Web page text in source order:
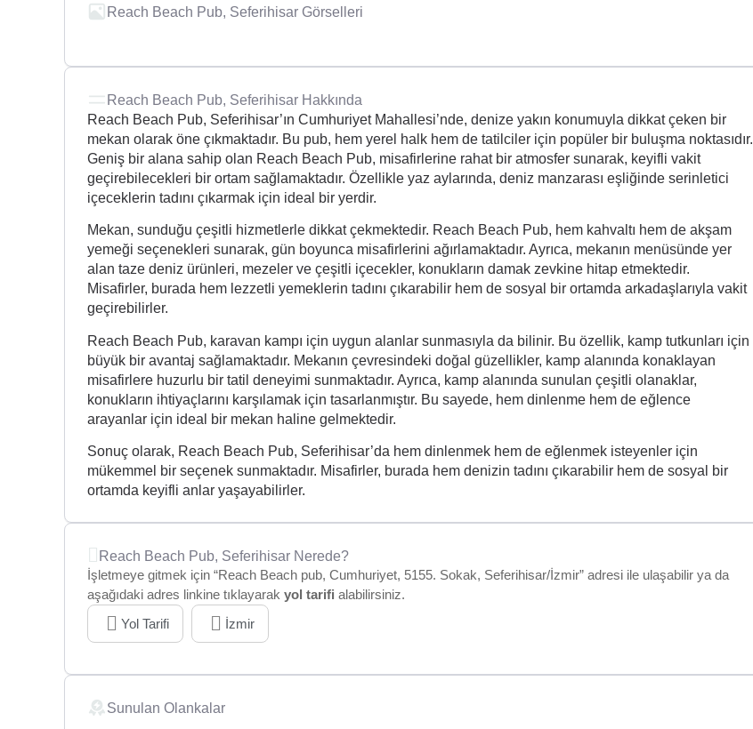
Reach Beach Pub, Seferihisar Görselleri
Reach Beach Pub, Seferihisar Hakkında
Reach Beach Pub, Seferihisar’ın Cumhuriyet Mahallesi’nde, denize yakın konumuyla dikkat çeken bir
mekan olarak öne çıkmaktadır. Bu pub, hem yerel halk hem de tatilciler için popüler bir buluşma noktasıdır.
Geniş bir alana sahip olan Reach Beach Pub, misafirlerine rahat bir atmosfer sunarak, keyifli vakit
geçirebilecekleri bir ortam sağlamaktadır. Özellikle yaz aylarında, deniz manzarası eşliğinde serinletici
içeceklerin tadını çıkarmak için ideal bir yerdir.
Mekan, sunduğu çeşitli hizmetlerle dikkat çekmektedir. Reach Beach Pub, hem kahvaltı hem de akşam
yemeği seçenekleri sunarak, gün boyunca misafirlerini ağırlamaktadır. Ayrıca, mekanın menüsünde yer
alan taze deniz ürünleri, mezeler ve çeşitli içecekler, konukların damak zevkine hitap etmektedir.
Misafirler, burada hem lezzetli yemeklerin tadını çıkarabilir hem de sosyal bir ortamda arkadaşlarıyla vakit
geçirebilirler.
Reach Beach Pub, karavan kampı için uygun alanlar sunmasıyla da bilinir. Bu özellik, kamp tutkunları için
büyük bir avantaj sağlamaktadır. Mekanın çevresindeki doğal güzellikler, kamp alanında konaklayan
misafirlere huzurlu bir tatil deneyimi sunmaktadır. Ayrıca, kamp alanında sunulan çeşitli olanaklar,
konukların ihtiyaçlarını karşılamak için tasarlanmıştır. Bu sayede, hem dinlenme hem de eğlence
arayanlar için ideal bir mekan haline gelmektedir.
Sonuç olarak, Reach Beach Pub, Seferihisar’da hem dinlenmek hem de eğlenmek isteyenler için
mükemmel bir seçenek sunmaktadır. Misafirler, burada hem denizin tadını çıkarabilir hem de sosyal bir
ortamda keyifli anlar yaşayabilirler.
Reach Beach Pub, Seferihisar Nerede?
İşletmeye gitmek için “Reach Beach pub, Cumhuriyet, 5155. Sokak, Seferihisar/İzmir” adresi ile ulaşabilir ya da
aşağıdaki adres linkine tıklayarak yol tarifi alabilirsiniz.
Yol Tarifi
İzmir
Sunulan Olankalar